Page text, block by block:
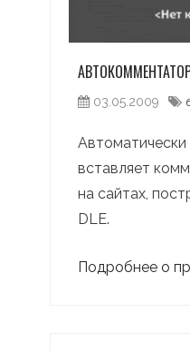
АВТОКОММЕНТАТОР
03.05.2009
Автоматически
вставляет
на сайтах,
DLE.
Подробнее о